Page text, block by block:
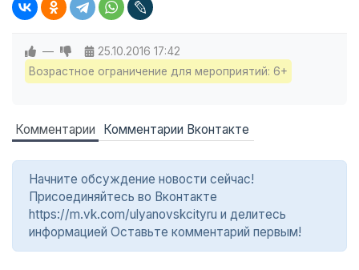
— 25.10.2016 17:42
Возрастное ограничение для мероприятий: 6+
Комментарии Комментарии Вконтакте
Начните обсуждение новости сейчас!
Присоединяйтесь во Вконтакте
https://m.vk.com/ulyanovskcityru и делитесь
информацией Оставьте комментарий первым!